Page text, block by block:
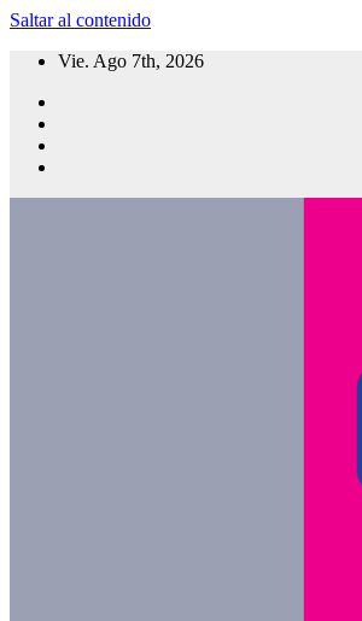
Saltar al contenido
Vie. Ago 7th, 2026